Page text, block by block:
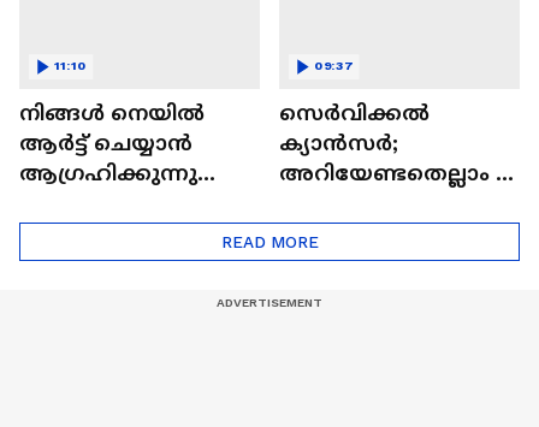
നിങ്ങൾ നെയിൽ
ആർട്ട് ചെയ്യാൻ
ആഗ്രഹിക്കുന്നുണ്ടോ
ട്രെൻഡിനെക്കുറിച്ച് |
Nail Art | Trends Cafe
11:10
സെർവിക്കൽ
ക്യാൻസർ;
അറിയേണ്ടതെല്ലാം |
Cancer
09:37
READ MORE